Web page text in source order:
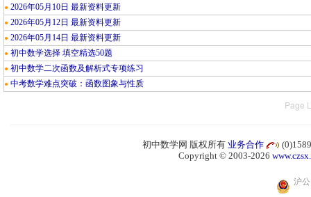
● 2026年05月10日 最新资料更新
● 2026年05月12日 最新资料更新
● 2026年05月14日 最新资料更新
● 初中数学选择 填空精选50题
● 初中数学二次函数及解析式专项练习
● 中考数学难点突破：函数图象与性质
Page
初中数学网 版权所有 业务合作
Copyright © 2003-2026
沪公